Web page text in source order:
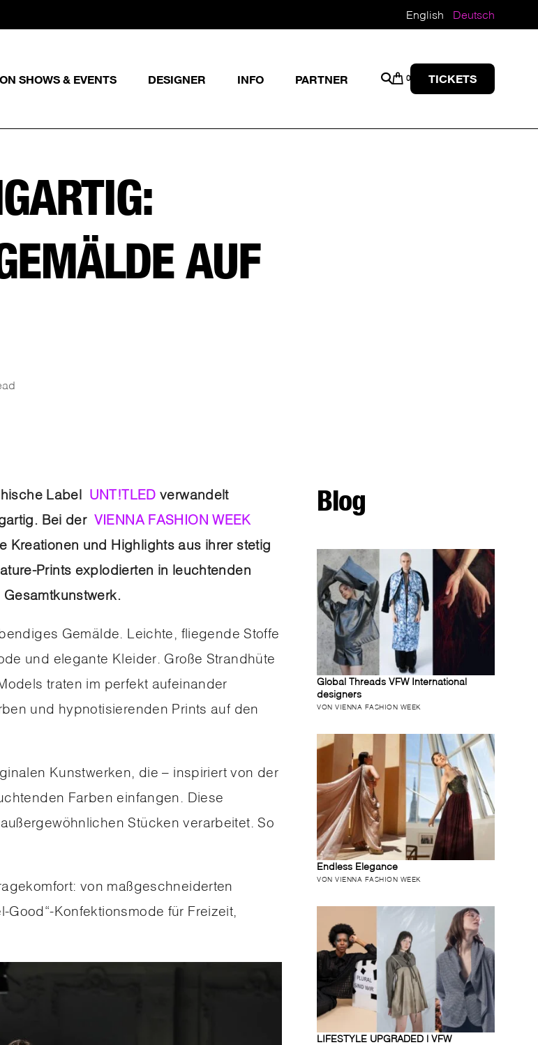
English Deutsch
SHOWS & EVENTS DESIGNER INFO PARTNER 0 TICKETS
AUF
Label UNT!TLED verwandelt
Bei der VIENNA FASHION WEEK
und Highlights aus ihrer stetig
Prints explodierten in leuchtenden
Gemälde. Leichte, fliegende Stoffe
und elegante Kleider. Große Strandhüte
traten im perfekt aufeinander
und hypnotisierenden Prints auf den
Kunstwerken, die – inspiriert von der
Farben einfangen. Diese
Stücken verarbeitet. So
von maßgeschneiderten
Good“-Konfektionsmode für Freizeit,
Blog
Global Threads VFW International
designers
VON VIENNA FASHION WEEK
Endless Elegance
VON VIENNA FASHION WEEK
LIFESTYLE UPGRADED | VFW